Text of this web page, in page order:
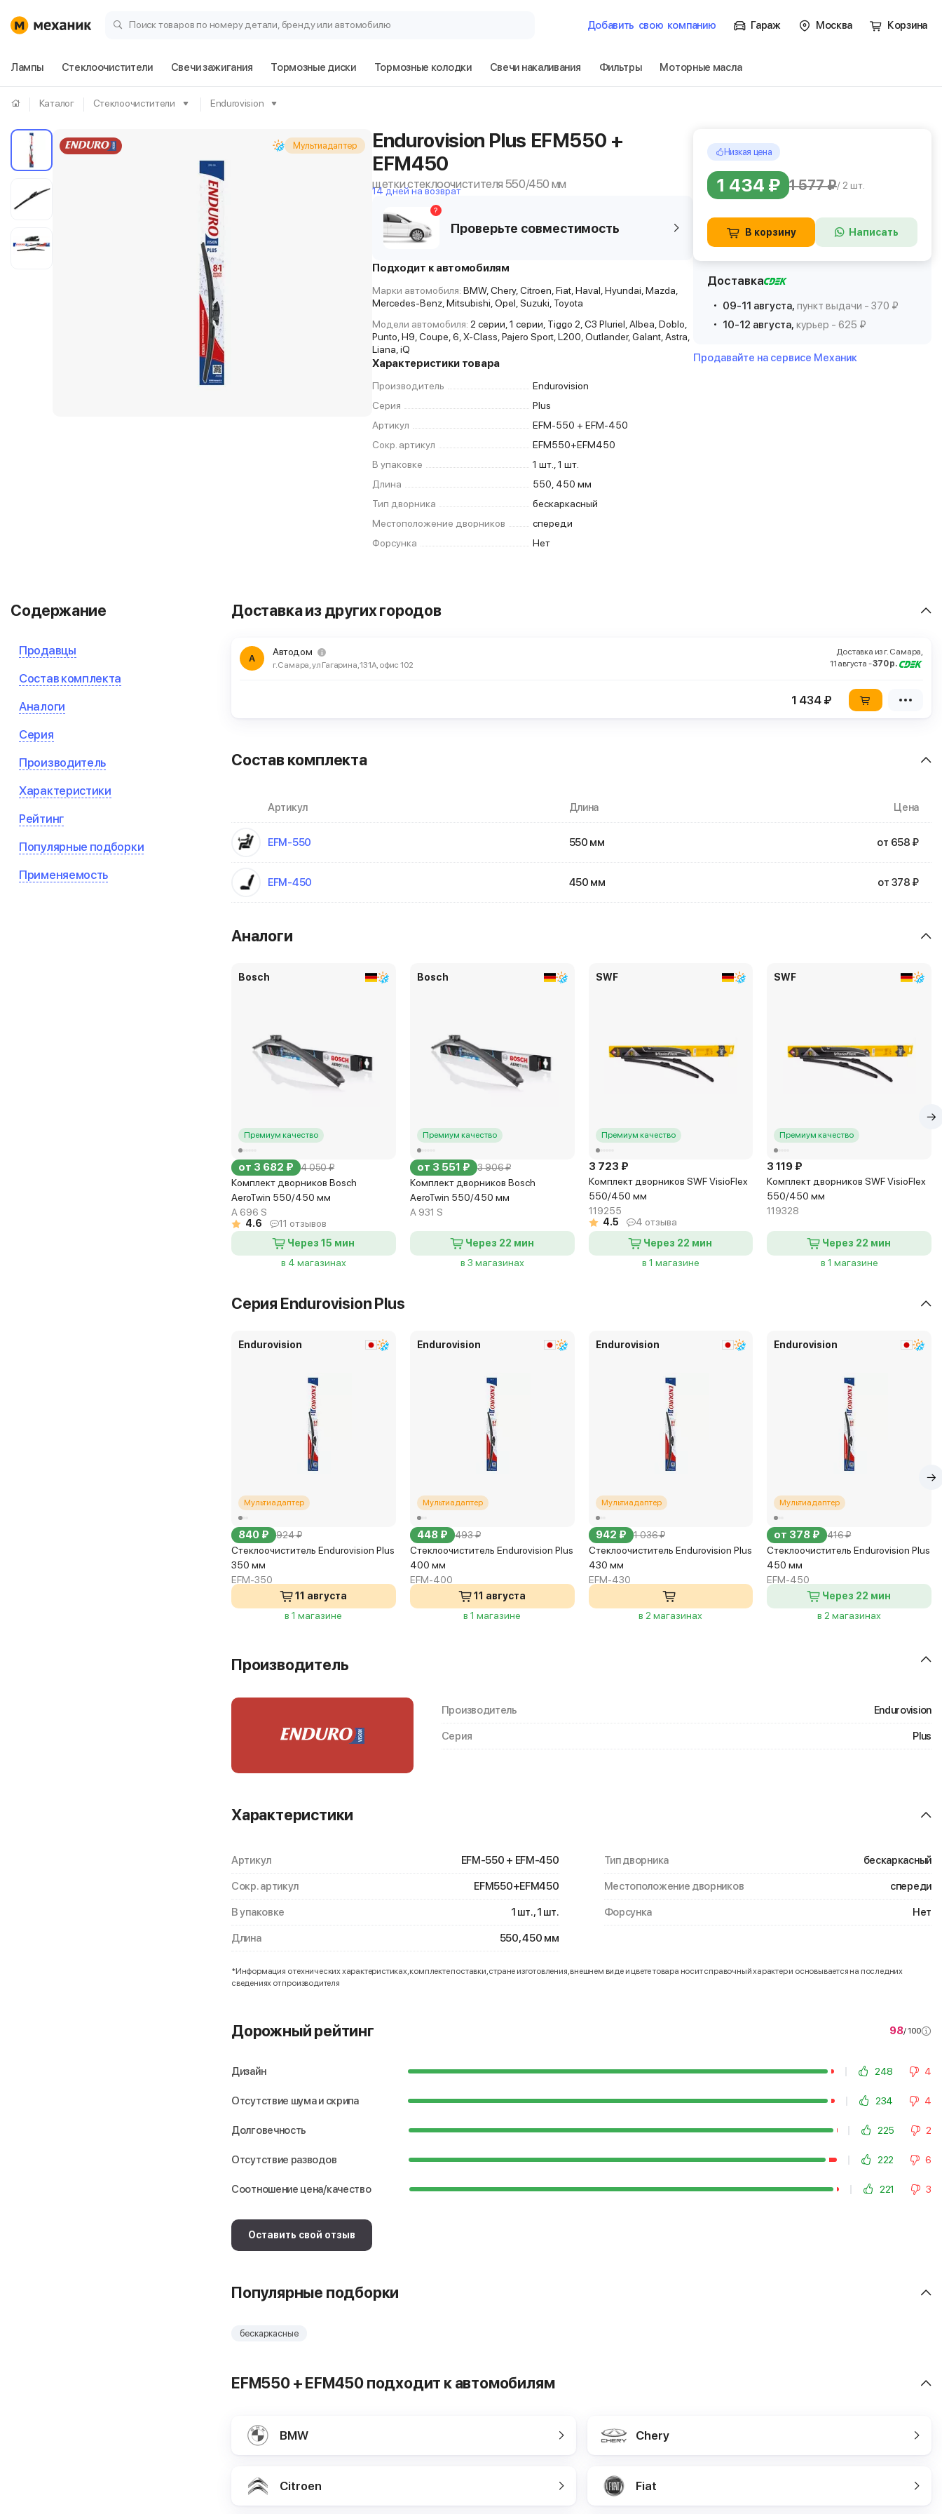
Поиск товаров по номеру детали, бренду или автомобилю Добавить свою компанию Гараж Москва Корзина
Лампы Стеклоочистители Свечи зажигания Тормозные диски Тормозные колодки Свечи накаливания Фильтры Моторные масла
Каталог Стеклоочистители Endurovision
Мультиадаптер
Endurovision Plus EFM550 +
EFM450
щетки стеклоочистителя 550/450 мм
14 дней на возврат
Проверьте совместимость
?
Подходит к автомобилям
Марки автомобиля: BMW, Chery, Citroen, Fiat, Haval, Hyundai, Mazda,
Mercedes-Benz, Mitsubishi, Opel, Suzuki, Toyota
Модели автомобиля: 2 серии, 1 серии, Tiggo 2, C3 Pluriel, Albea, Doblo,
Punto, H9, Coupe, 6, X-Class, Pajero Sport, L200, Outlander, Galant, Astra,
Liana, iQ
Характеристики товара
Производитель
Endurovision
Серия
Plus
Артикул
EFM-550 + EFM-450
Сокр. артикул
EFM550+EFM450
В упаковке
1 шт., 1 шт.
Длина
550, 450 мм
Тип дворника
бескаркасный
Местоположение дворников
спереди
Форсунка
Нет
Низкая цена
1 434 ₽ 1 577 ₽/ 2 шт.
В корзину Написать
Доставка
09-11 августа, пункт выдачи - 370 ₽
10-12 августа, курьер - 625 ₽
Продавайте на сервисе Механик
Содержание
Продавцы
Состав комплекта
Аналоги
Серия
Производитель
Характеристики
Рейтинг
Популярные подборки
Применяемость
Доставка из других городов
А
Автодом
г. Самара, ул Гагарина, 131А, офис 102
Доставка из г. Самара,
11 августа -370 р.
1 434 ₽
Состав комплекта
Артикул Длина Цена
EFM-550 550 мм от 658 ₽
EFM-450 450 мм от 378 ₽
Аналоги
Bosch
Премиум качество
от 3 682 ₽ 4 050 ₽
Комплект дворников Bosch
AeroTwin 550/450 мм
A 696 S
4.6
11 отзывов
Через 15 мин
в 4 магазинах
Bosch
Премиум качество
от 3 551 ₽ 3 906 ₽
Комплект дворников Bosch
AeroTwin 550/450 мм
A 931 S
Через 22 мин
в 3 магазинах
SWF
Премиум качество
3 723 ₽
Комплект дворников SWF VisioFlex
550/450 мм
119255
4.5
4 отзыва
Через 22 мин
в 1 магазине
SWF
Премиум качество
3 119 ₽
Комплект дворников SWF VisioFlex
550/450 мм
119328
Через 22 мин
в 1 магазине
Серия Endurovision Plus
Endurovision
Мультиадаптер
840 ₽ 924 ₽
Стеклоочиститель Endurovision Plus
350 мм
EFM-350
11 августа
в 1 магазине
Endurovision
Мультиадаптер
448 ₽ 493 ₽
Стеклоочиститель Endurovision Plus
400 мм
EFM-400
11 августа
в 1 магазине
Endurovision
Мультиадаптер
942 ₽ 1 036 ₽
Стеклоочиститель Endurovision Plus
430 мм
EFM-430
в 2 магазинах
Endurovision
Мультиадаптер
от 378 ₽ 416 ₽
Стеклоочиститель Endurovision Plus
450 мм
EFM-450
Через 22 мин
в 2 магазинах
Производитель
Производитель Endurovision
Серия Plus
Характеристики
Артикул EFM-550 + EFM-450
Сокр. артикул EFM550+EFM450
В упаковке 1 шт., 1 шт.
Длина 550, 450 мм
Тип дворника бескаркасный
Местоположение дворников спереди
Форсунка Нет
*Информация о технических характеристиках, комплекте поставки, стране изготовления, внешнем виде и цвете товара носит справочный характер и основывается на последних
сведениях от производителя
Дорожный рейтинг 98/ 100
Дизайн 248 4
Отсутствие шума и скрипа 234 4
Долговечность 225 2
Отсутствие разводов 222 6
Соотношение цена/качество 221 3
Оставить свой отзыв
Популярные подборки
бескаркасные
EFM550 + EFM450 подходит к автомобилям
BMW Chery
Citroen Fiat